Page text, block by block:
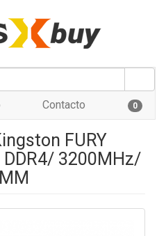
Contacto 0
FURY
DDR4/ 3200MHz/